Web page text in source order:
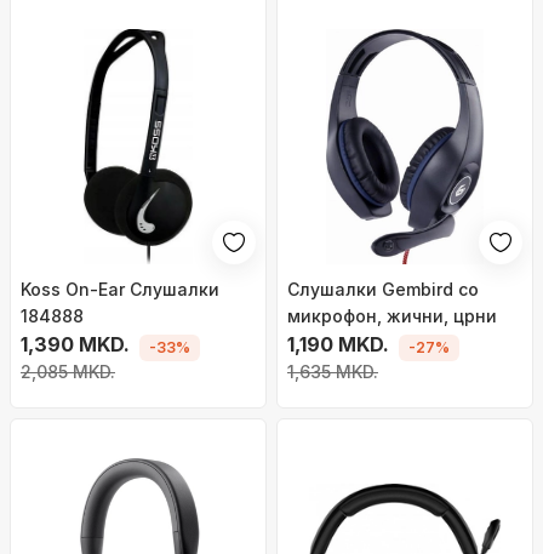
Koss On-Ear Слушалки
184888
1,390 MKD.
2,085 MKD.
-33%
Слушалки Gembird со
микрофон, жични, црни
1,190 MKD.
1,635 MKD.
-27%